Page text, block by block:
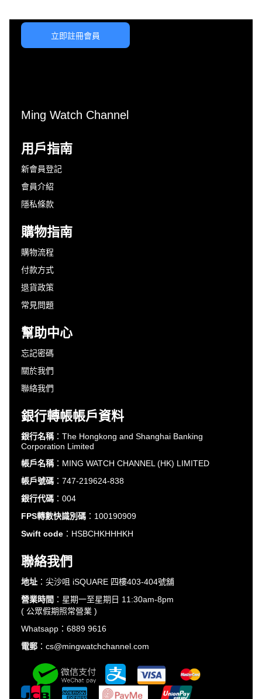
立即註冊會員
Ming Watch Channel
用戶指南
新會員登記
會員介紹
隱私條款
購物指南
購物流程
付款方式
退貨政策
常見問題
幫助中心
忘記密碼
關於我們
聯絡我們
銀行轉帳帳戶資料
銀行名稱：The Hongkong and Shanghai Banking
Corporation Limited
帳戶名稱：MING WATCH CHANNEL (HK) LIMITED
帳戶號碼 ：747-219624-838
銀行代碼 ：004
FPS轉數快識別碼 ：100190909
Swift code ：HSBCHKHHHKH
聯絡我們
地址 ：尖沙咀 iSQUARE 四樓403-404號舖
營業時間 ：星期一至星期日 11:30am-8pm
( 公眾假期照常營業 )
Whatsapp：6889 9616
電郵 ：cs@mingwatchchannel.com